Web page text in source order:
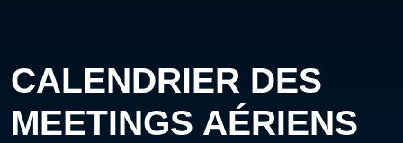
CALENDRIER DES
MEETINGS AÉRIENS